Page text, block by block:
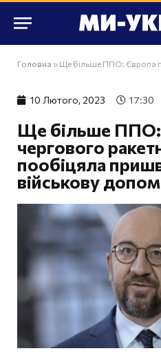
Головна » Ще більше ППО: Європа після чергового
10 Лютого, 2023 17:30
Ще більше ППО:
чергового
пообіцяла
військову